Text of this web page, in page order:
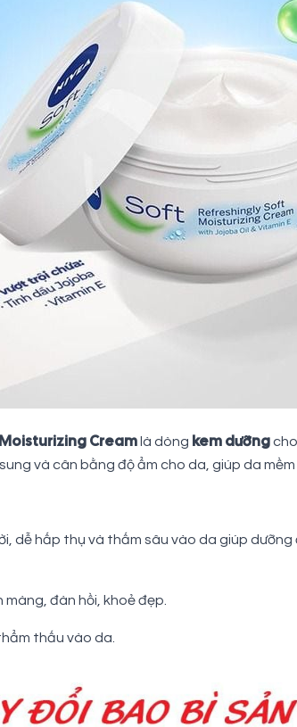
Cream là dòng kem dưỡng
và cân bằng độ ẩm cho da, giúp da mềm
dễ hấp thụ và thấm sâu vào da giúp
đàn hồi, khoẻ đẹp.
thấu vào da.